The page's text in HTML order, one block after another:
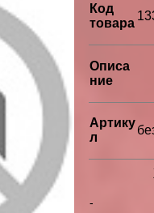
Код
товара
Описа
ние
Артику
л
-